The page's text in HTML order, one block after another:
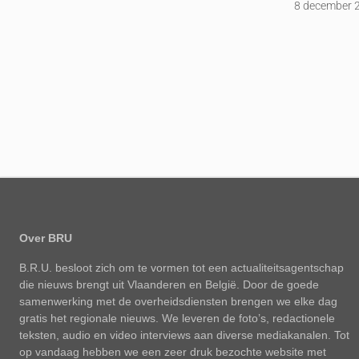
8 december
Over BRU
B.R.U. besloot zich om te vormen tot een actualiteitsagentschap
die nieuws brengt uit Vlaanderen en België. Door de goede
samenwerking met de overheidsdiensten brengen we elke dag
gratis het regionale nieuws. We leveren de foto’s, redactionele
teksten, audio en video interviews aan diverse mediakanalen. Tot
op vandaag hebben we een zeer druk bezochte website met